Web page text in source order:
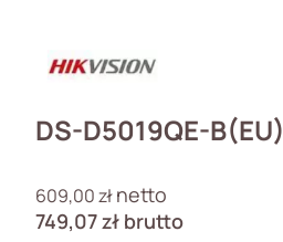
DS-D5019QE-B(EU)
609,00złnetto
749,07zł brutto